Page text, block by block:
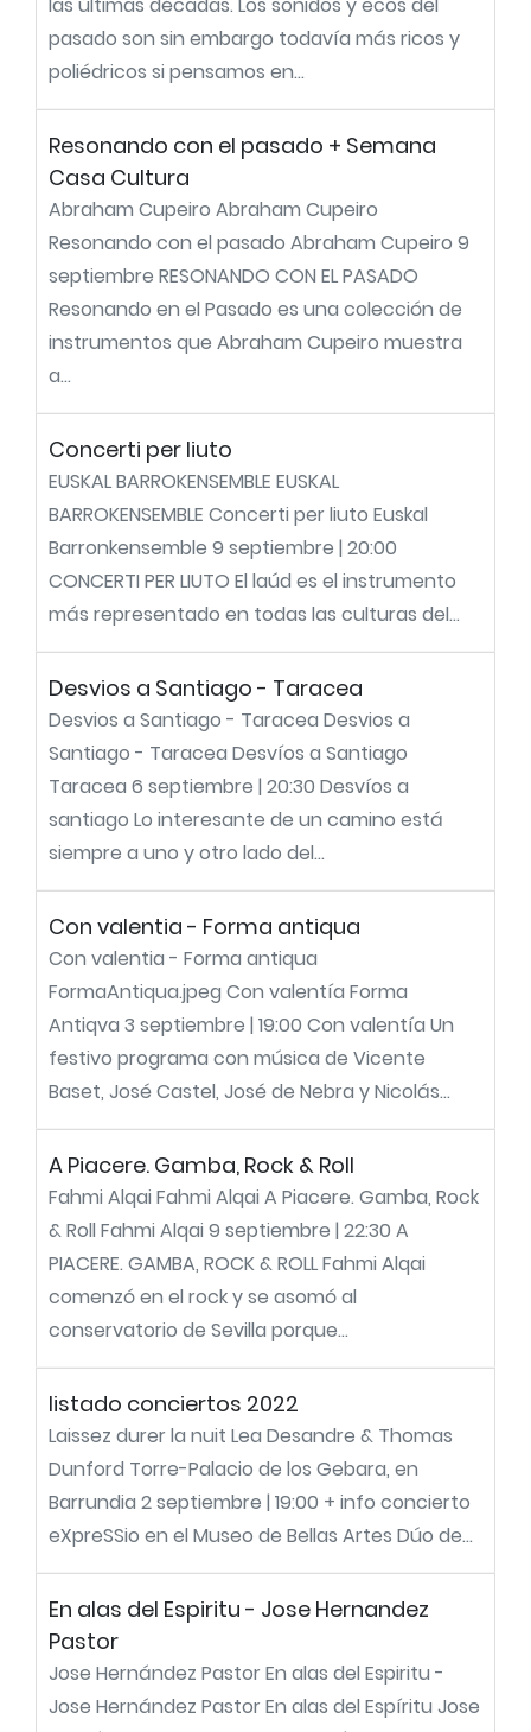
pasado son sin embargo todavía más ricos y
poliédricos si pensamos en...
Resonando con el pasado + Semana
Casa Cultura
Abraham Cupeiro Abraham Cupeiro
Resonando con el pasado Abraham Cupeiro 9
septiembre RESONANDO CON EL PASADO
Resonando en el Pasado es una colección de
instrumentos que Abraham Cupeiro muestra
a...
Concerti per liuto
EUSKAL BARROKENSEMBLE EUSKAL
BARROKENSEMBLE Concerti per liuto Euskal
Barronkensemble 9 septiembre | 20:00
CONCERTI PER LIUTO El laúd es el instrumento
más representado en todas las culturas del...
Desvios a Santiago - Taracea
Desvios a Santiago - Taracea Desvios a
Santiago - Taracea Desvíos a Santiago
Taracea 6 septiembre | 20:30 Desvíos a
santiago Lo interesante de un camino está
siempre a uno y otro lado del...
Con valentia - Forma antiqua
Con valentia - Forma antiqua
FormaAntiqua.jpeg Con valentía Forma
Antiqva 3 septiembre | 19:00 Con valentía Un
festivo programa con música de Vicente
Baset, José Castel, José de Nebra y Nicolás...
A Piacere. Gamba, Rock & Roll
Fahmi Alqai Fahmi Alqai A Piacere. Gamba, Rock
& Roll Fahmi Alqai 9 septiembre | 22:30 A
PIACERE. GAMBA, ROCK & ROLL Fahmi Alqai
comenzó en el rock y se asomó al
conservatorio de Sevilla porque...
listado conciertos 2022
Laissez durer la nuit Lea Desandre & Thomas
Dunford Torre-Palacio de los Gebara, en
Barrundia 2 septiembre | 19:00 + info concierto
eXpreSSio en el Museo de Bellas Artes Dúo de...
En alas del Espiritu - Jose Hernandez
Pastor
Jose Hernández Pastor En alas del Espiritu -
Jose Hernández Pastor En alas del Espíritu Jose